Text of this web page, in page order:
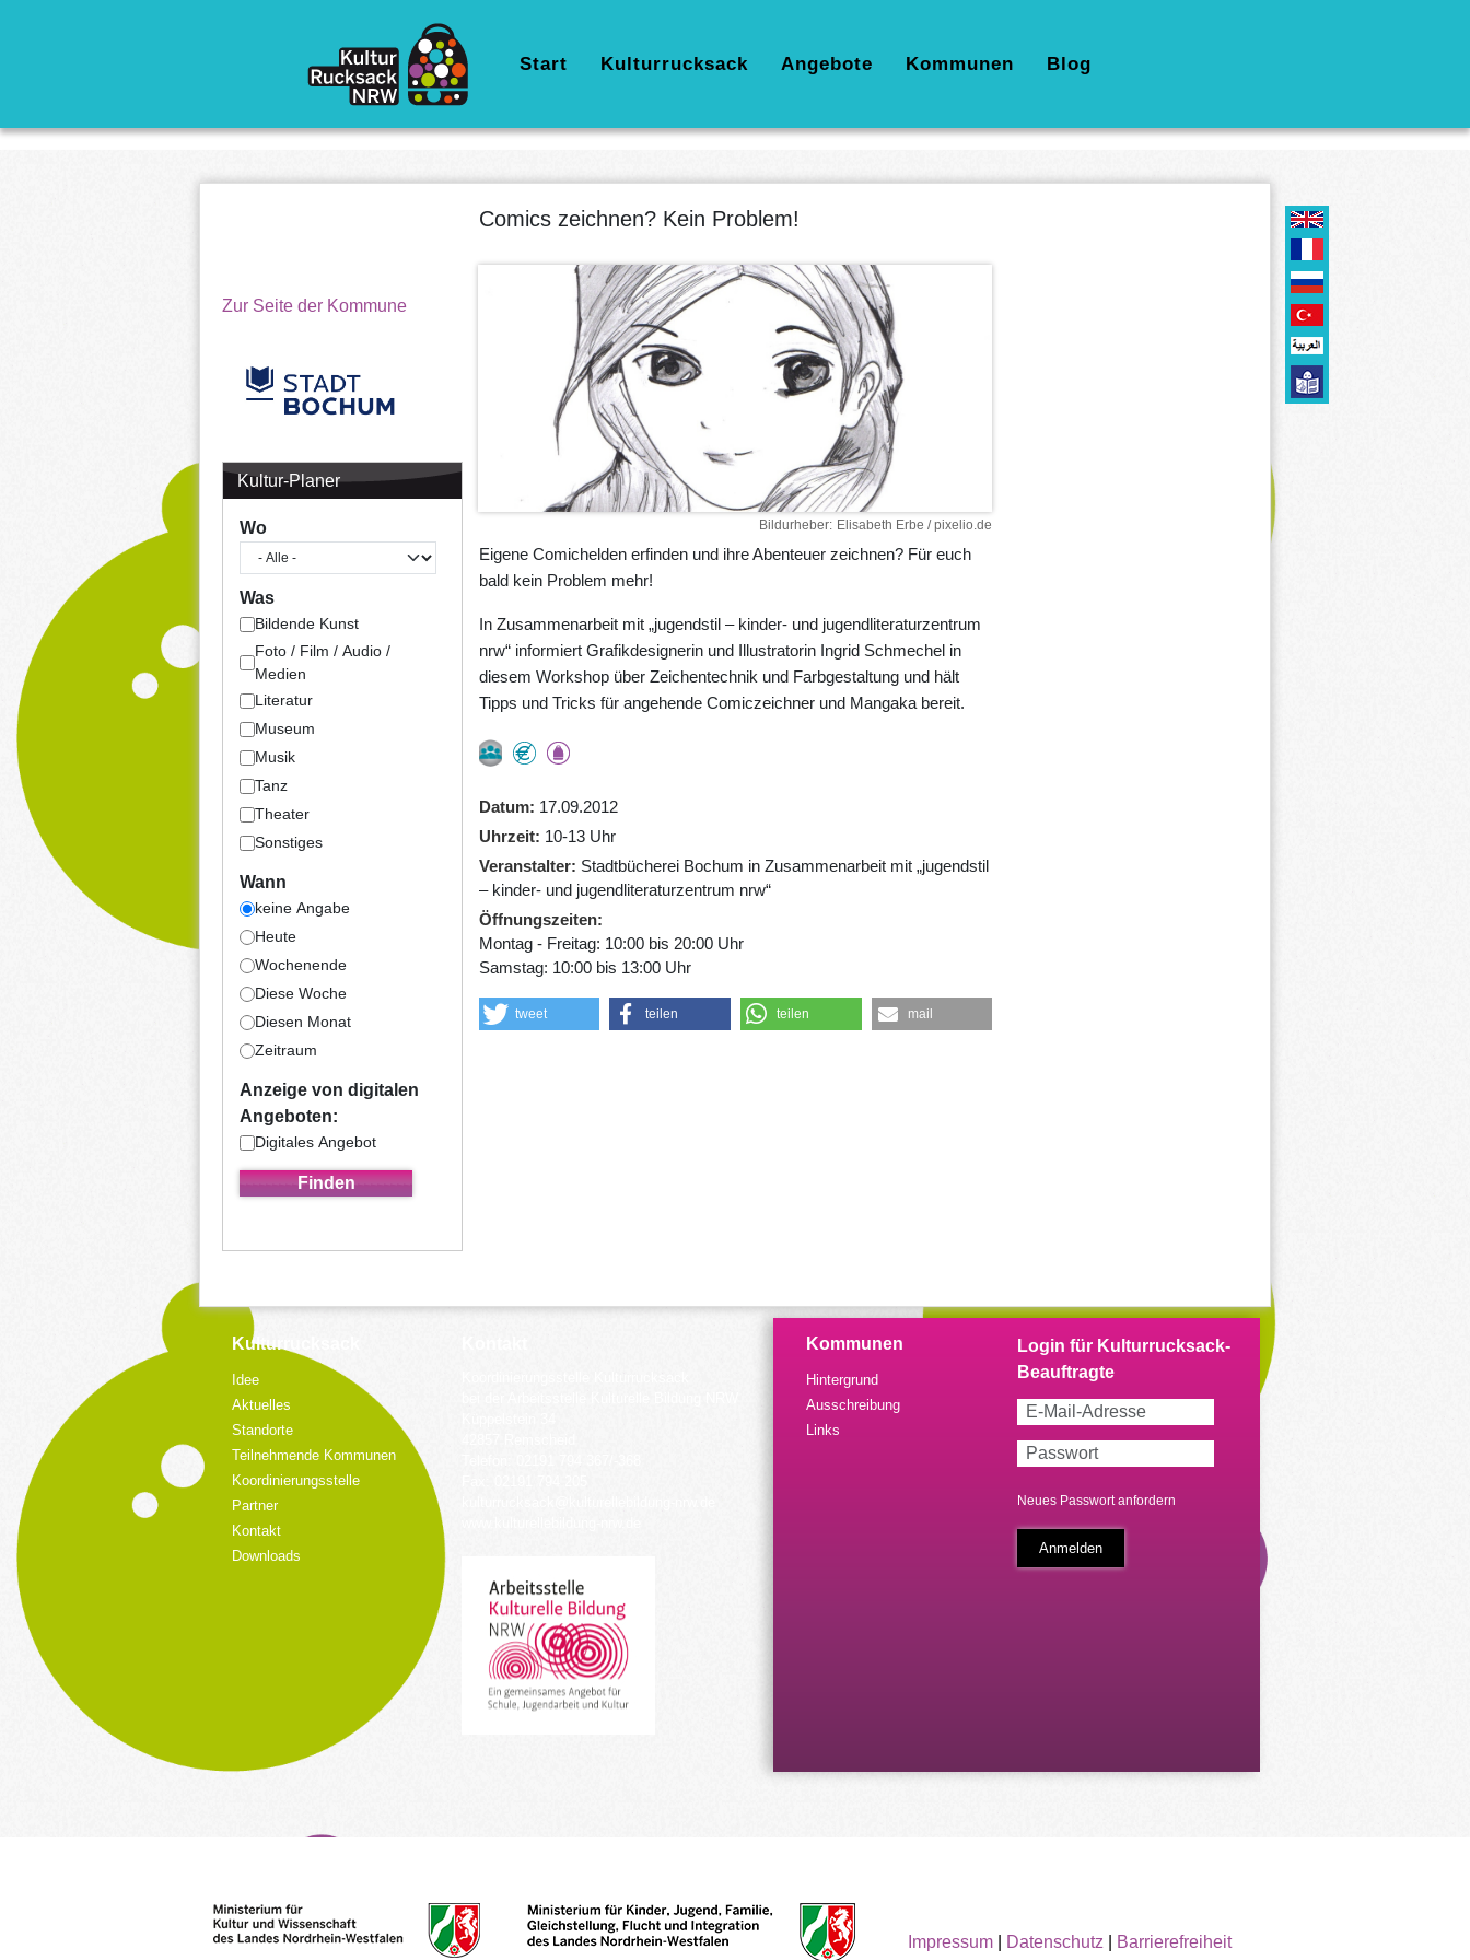
Hauptnavigation
Start Kulturrucksack Angebote Kommunen Blog
Zur Seite der Kommune
Kultur-Planer
Wo
Was
Bildende Kunst
Foto / Film / Audio /
Medien
Literatur
Museum
Musik
Tanz
Theater
Sonstiges
Wann
keine Angabe
Heute
Wochenende
Diese Woche
Diesen Monat
Zeitraum
Anzeige von digitalen
Angeboten:
Digitales Angebot
Comics zeichnen? Kein Problem!
Bildurheber Elisabeth Erbe / pixelio.de
Eigene Comichelden erfinden und ihre Abenteuer zeichnen? Für euch
bald kein Problem mehr!
In Zusammenarbeit mit „jugendstil – kinder- und jugendliteraturzentrum
nrw“ informiert Grafikdesignerin und Illustratorin Ingrid Schmechel in
diesem Workshop über Zeichentechnik und Farbgestaltung und hält
Tipps und Tricks für angehende Comiczeichner und Mangaka bereit.
Datum
17.09.2012
Uhrzeit
10-13 Uhr
Veranstalter
Stadtbücherei Bochum in Zusammenarbeit mit „jugendstil
– kinder- und jugendliteraturzentrum nrw“
Öffnungszeiten
Montag - Freitag: 10:00 bis 20:00 Uhr
Samstag: 10:00 bis 13:00 Uhr
tweet teilen teilen mail
Kulturrucksack
Idee
Aktuelles
Standorte
Teilnehmende Kommunen
Koordinierungsstelle
Partner
Kontakt
Downloads
Kommunen
Hintergrund
Ausschreibung
Links
Neues Passwort anfordern
Impressum| Datenschutz Barrierefreiheit